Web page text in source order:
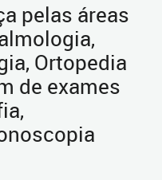
pelas áreas
Ortopedia
de exames